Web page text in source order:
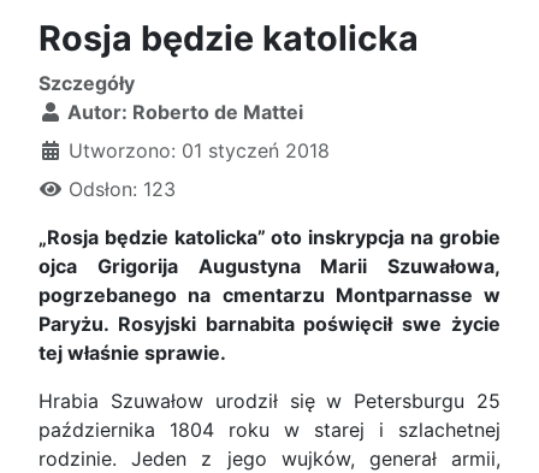
Rosja będzie katolicka
Szczegóły
Autor: Roberto de Mattei
Utworzono: 01 styczeń 2018
Odsłon: 123
„Rosja będzie katolicka” oto inskrypcja na grobie
ojca Grigorija Augustyna Marii Szuwałowa,
pogrzebanego na cmentarzu Montparnasse w
Paryżu. Rosyjski barnabita poświęcił swe życie
tej właśnie sprawie.
Hrabia Szuwałow urodził się w Petersburgu 25
października 1804 roku w starej i szlachetnej
rodzinie. Jeden z jego wujków, generał armii,